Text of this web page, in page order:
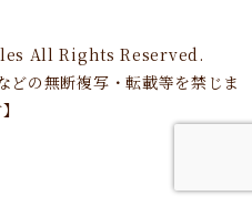
All Rights Reserved.
どの無断複写・転載等を禁じま